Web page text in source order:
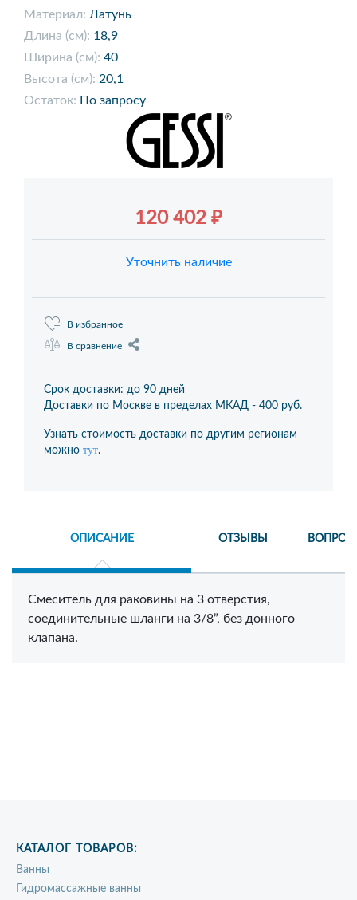
Материал: Латунь
Длина (см): 18,9
Ширина (см): 40
Высота (см): 20,1
Остаток: По запросу
120 402 ₽
Уточнить наличие
В избранное
В сравнение
Срок доставки: до 90 дней
Доставки по Москве в пределах МКАД - 400 руб.
Узнать стоимость доставки по другим регионам
можно тут.
ОПИСАНИЕ ОТЗЫВЫ
Смеситель для раковины на 3 отверстия,
соединительные шланги на 3/8”, без донного
клапана.
КАТАЛОГ ТОВАРОВ:
Ванны
Гидромассажные ванны